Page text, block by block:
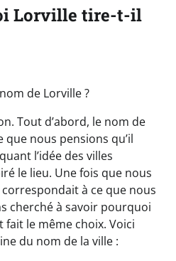
Lorville tire-t-il
de Lorville ?
Tout d’abord, le nom de
que nous pensions qu’il
l’idée des villes
le lieu. Une fois que nous
à ce que nous
cherché à savoir pourquoi
le même choix. Voici
du nom de la ville :